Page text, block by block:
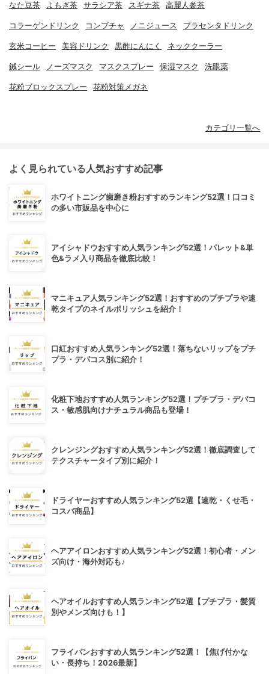
なた豆茶 よもぎ茶 サラシア茶 スギナ茶 高麗人参茶
コラーゲンドリンク コンブチャ ノニジュース プラセンタドリンク
玄米コーヒー 美容ドリンク 黒酢にんにく ネッククーラー
鍼シール ノーズマスク マスクスプレー 保湿マスク 洗眼薬
花粉ブロックスプレー 花粉対策メガネ
カテゴリ一覧へ
よく見られている人気おすすめ記事
ホワイトニング歯磨き粉おすすめランキング52選！口コミ
の多い市販品を中心に
アイシャドウおすすめ人気ランキング52選！パレット&単
色&ラメ入り商品を徹底比較！
マニキュア人気ランキング52選！おすすめのプチプラや速
乾タイプのネイルポリッシュを紹介！
口紅おすすめ人気ランキング52選！落ちないリップをプチ
プラ・デパコス別に紹介！
化粧下地おすすめ人気ランキング52選！プチプラ・デパコ
ス・敏感肌向けナチュラル商品も登場！
クレンジングおすすめ人気ランキング52選！徹底調査して
テクスチャータイプ別に紹介！
ドライヤーおすすめ人気ランキング52選【速乾・くせ毛・
コスパ商品】
ヘアアイロンおすすめ人気ランキング52選！初心者・メン
ズ向け・海外対応も♪
ヘアオイルおすすめ人気ランキング52選【プチプラ・髪質
別やメンズ向けも！】
フライパンおすすめ人気ランキング52選！【焦げ付かな
い・長持ち！2026最新】